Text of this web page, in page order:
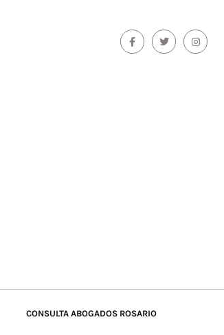
CONSULTA ABOGADOS ROSARIO